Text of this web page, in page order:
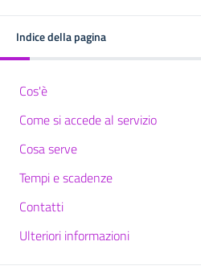
Indice della pagina
Cos'è
Come si accede al servizio
Cosa serve
Tempi e scadenze
Contatti
Ulteriori informazioni